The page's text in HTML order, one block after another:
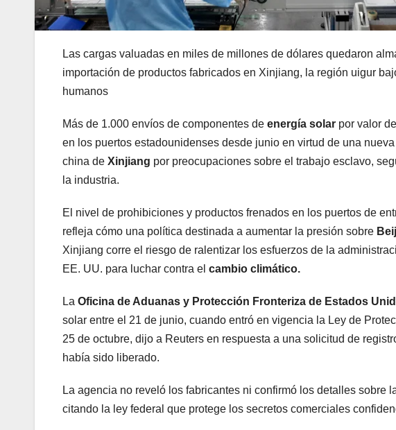
Las cargas valuadas en miles de millones de dólares quedaron
importación de productos fabricados en Xinjiang, la región uigur
humanos
Más de 1.000 envíos de componentes de energía solar por valor
en los puertos estadounidenses desde junio en virtud de una
china de Xinjiang por preocupaciones sobre el trabajo esclavo,
la industria.
El nivel de prohibiciones y productos frenados en los puertos de
refleja cómo una política destinada a aumentar la presión sobre
Xinjiang corre el riesgo de ralentizar los esfuerzos de la
EE. UU. para luchar contra el cambio climático.
La Oficina de Aduanas y Protección Fronteriza de Estados
solar entre el 21 de junio, cuando entró en vigencia la Ley de
25 de octubre, dijo a Reuters en respuesta a una solicitud de
había sido liberado.
La agencia no reveló los fabricantes ni confirmó los detalles sobre
citando la ley federal que protege los secretos comerciales